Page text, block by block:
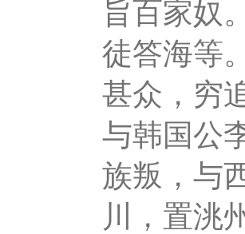
旨百家奴
徒答海等
甚众，穷
与韩国公
族叛，与
川，置洮